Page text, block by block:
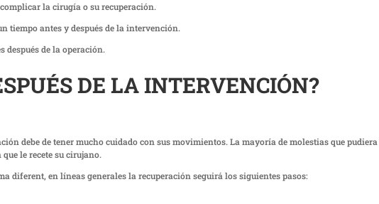
la cirugía o su recuperación.
tiempo antes y después de la intervención.
después de la operación.
DE LA INTERVENCIÓN?
debe de tener mucho cuidado con sus movimientos. La mayoría de molestias que pudiera
le recete su cirujano.
diferent, en líneas generales la recuperación seguirá los siguientes pasos: